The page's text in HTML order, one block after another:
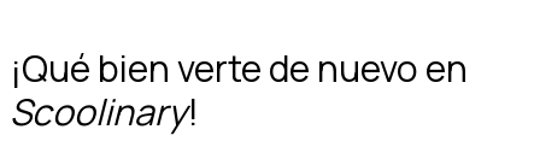
¡Qué bien verte de nuevo en
Scoolinary!